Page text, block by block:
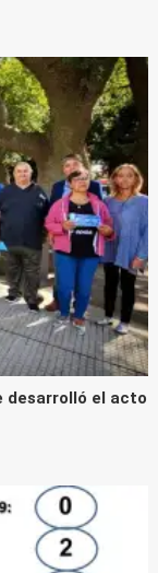
desarrolló el acto